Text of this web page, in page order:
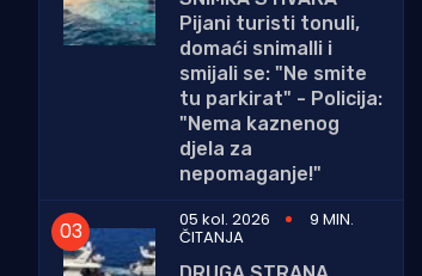
Pijani turisti tonuli,
domaći snimalli i
smijali se: "Ne smite
tu parkirat" - Policija:
"Nema kaznenog
djela za
nepomaganje!"
05 kol. 2026
9 MIN.
ČITANJA